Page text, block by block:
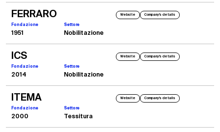
FERRARO Website Company's details
Fondazione Settore
1951 Nobilitazione
ICS Website Company's details
Fondazione Settore
2014 Nobilitazione
ITEMA Website Company's details
Fondazione Settore
2000 Tessitura